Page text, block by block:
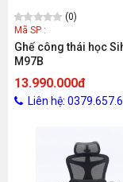
(0)
Mã SP :
Ghế công thái học
M97B
13.990.000đ
Liên hệ: